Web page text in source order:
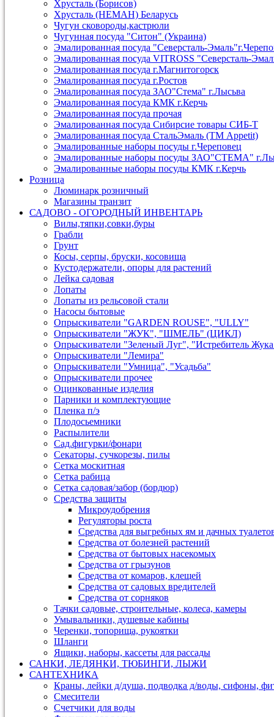
Хрусталь (Борисов)
Хрусталь (НЕМАН) Беларусь
Чугун сковороды,кастрюли
Чугунная посуда "Ситон" (Украина)
Эмалированная посуда "Северсталь-
Эмалированная посуда VITROSS "Северсталь-
Эмалированная посуда г.Магнитогорск
Эмалированная посуда г.Ростов
Эмалированная посуда ЗАО"Стема" г.Лысьва
Эмалированная посуда КМК г.Керчь
Эмалированная посуда прочая
Эмалированная посуда Сибирсие товары СИБ-Т
Эмалированная посуда СтальЭмаль (ТМ Appetit)
Эмалированные наборы посуды г.Череповец
Эмалированные наборы посуды ЗАО"СТЕМА"
Эмалированные наборы посуды КМК г.Керчь
Розница
Люминарк розничный
Магазины транзит
САДОВО - ОГОРОДНЫЙ ИНВЕНТАРЬ
Вилы,тяпки,совки,буры
Грабли
Грунт
Косы, серпы, бруски, косовища
Кустодержатели, опоры для растений
Лейка садовая
Лопаты
Лопаты из рельсовой стали
Насосы бытовые
Опрыскиватели "GARDEN ROUSE", "ULLY"
Опрыскиватели "ЖУК", "ШМЕЛЬ" (ЦИКЛ)
Опрыскиватели "Зеленый Луг", "Истребитель
Опрыскиватели "Лемира"
Опрыскиватели "Умница", "Усадьба"
Опрыскиватели прочее
Оцинкованные изделия
Парники и комплектующие
Пленка п/э
Плодосьемники
Распылители
Сад.фигурки/фонари
Секаторы, сучкорезы, пилы
Сетка москитная
Сетка рабица
Сетка садовая/забор (бордюр)
Средства защиты
Микроудобрения
Регуляторы роста
Средства для выгребных ям и дачных
Средства от болезней растений
Средства от бытовых насекомых
Средства от грызунов
Средства от комаров, клещей
Средства от садовых вредителей
Средства от сорняков
Тачки садовые, строительные, колеса, камеры
Умывальники, душевые кабины
Черенки, топорища, рукоятки
Шланги
Ящики, наборы, кассеты для рассады
САНКИ, ЛЕДЯНКИ, ТЮБИНГИ, ЛЫЖИ
САНТЕХНИКА
Краны, лейки д/душа, подводка д/воды, сифоны,
Смесители
Счетчики для воды